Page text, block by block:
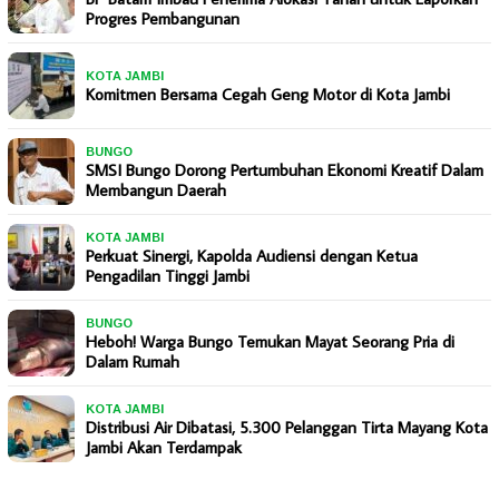
Progres Pembangunan
KOTA JAMBI
Komitmen Bersama Cegah Geng Motor di Kota Jambi
BUNGO
SMSI Bungo Dorong Pertumbuhan Ekonomi Kreatif Dalam
Membangun Daerah
KOTA JAMBI
Perkuat Sinergi, Kapolda Audiensi dengan Ketua
Pengadilan Tinggi Jambi
BUNGO
Heboh! Warga Bungo Temukan Mayat Seorang Pria di
Dalam Rumah
KOTA JAMBI
Distribusi Air Dibatasi, 5.300 Pelanggan Tirta Mayang Kota
Jambi Akan Terdampak